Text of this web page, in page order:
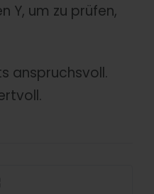
Y, um zu prüfen,
anspruchsvoll.